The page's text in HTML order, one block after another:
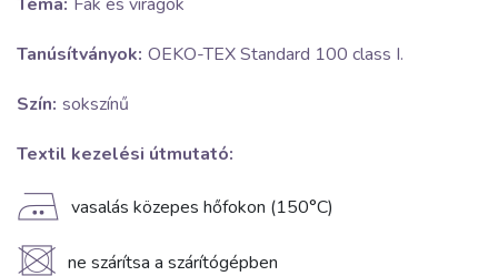
Tanúsítványok: OEKO-TEX Standard 100 class I.
Szín: sokszínű
Textil kezelési útmutató:
E vasalás közepes hőfokon (150°C)
ne szárítsa a szárítógépben